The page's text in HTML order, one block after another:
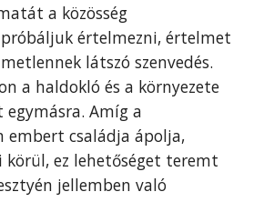
a közösség
értelmezni, értelmet
látszó szenvedés.
a haldokló és a környezete
egymásra. Amíg a
embert családja ápolja,
körül, ez lehetőséget teremt
jellemben való